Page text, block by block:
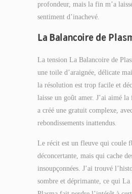
profondeur, mais la fin m’a
sentiment d’inachevé.
La Balancoire de
La tension La Balancoire de
une toile d’araignée, délicate
la résolution est trop facile et
laisse un goût amer. J’ai aimé
a créé une gratuit complexe,
rebondissements inattendus.
Le récit est un fleuve qui coule
déconcertante, mais qui cache
insoupçonnées. J’ai trouvé
sombre et déprimante, ce qui La